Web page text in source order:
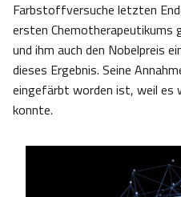
Farbstoffversuche letzten
ersten Chemotherapeutikums
und ihm auch den Nobelpreis
dieses Ergebnis. Seine
eingefärbt worden ist, weil es
konnte.